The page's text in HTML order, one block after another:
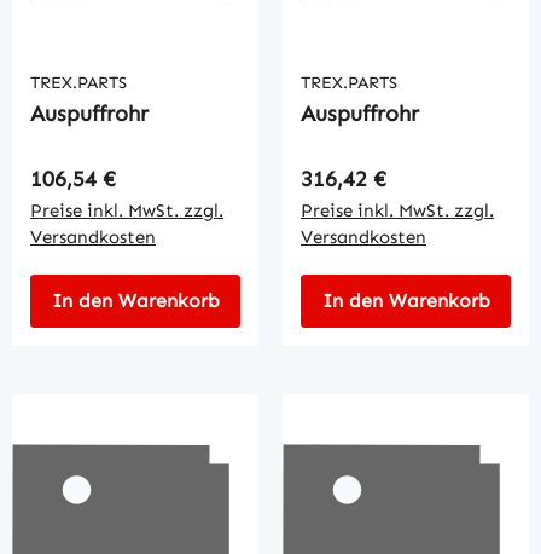
TREX.PARTS
Auspuffrohr
Regulärer Preis:
106,54 €
Preise inkl. MwSt. zzgl.
Versandkosten
In den Warenkorb
TREX.PARTS
Auspuffrohr
Regulärer Preis:
316,42 €
Preise inkl. MwSt. zzgl.
Versandkosten
In den Warenkorb